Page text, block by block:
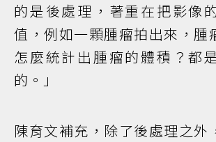
的是後處理，著重在把影像
值，例如一顆腫瘤拍出來，腫
怎麼統計出腫瘤的體積？都
的。」
陳育文補充，除了後處理之外